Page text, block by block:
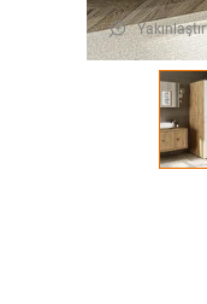
Yakınlaştır